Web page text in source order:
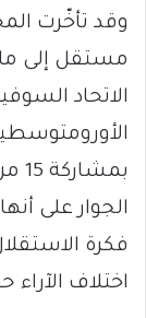
وقد تأخّرت
مستقل إلى ما
الاتحاد
الجوار على
فكرة
اختلاف